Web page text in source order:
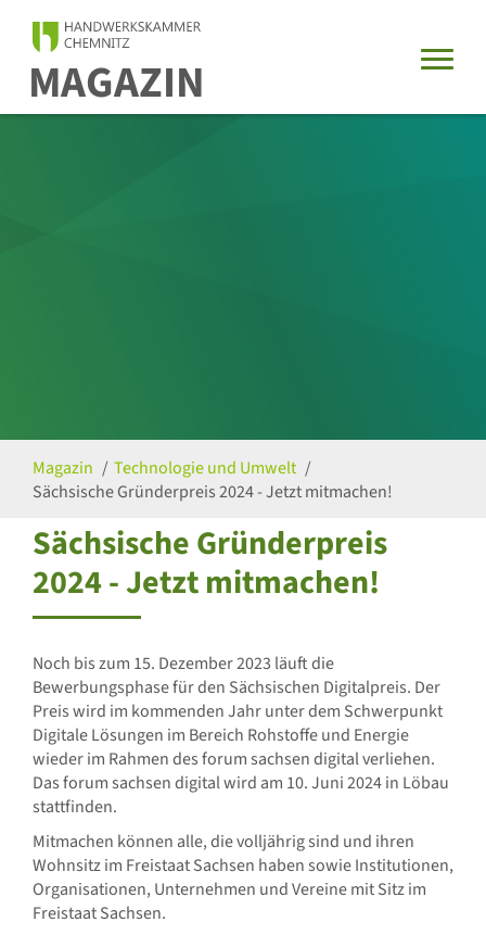
MAGAZIN
Magazin
Technologie und Umwelt
Sächsische Gründerpreis 2024 - Jetzt mitmachen!
Sächsische Gründerpreis
2024 - Jetzt mitmachen!
Noch bis zum 15. Dezember 2023 läuft die
Bewerbungsphase für den Sächsischen Digitalpreis. Der
Preis wird im kommenden Jahr unter dem Schwerpunkt
Digitale Lösungen im Bereich Rohstoffe und Energie
wieder im Rahmen des forum sachsen digital verliehen.
Das forum sachsen digital wird am 10. Juni 2024 in Löbau
stattfinden.
Mitmachen können alle, die volljährig sind und ihren
Wohnsitz im Freistaat Sachsen haben sowie Institutionen,
Organisationen, Unternehmen und Vereine mit Sitz im
Freistaat Sachsen.